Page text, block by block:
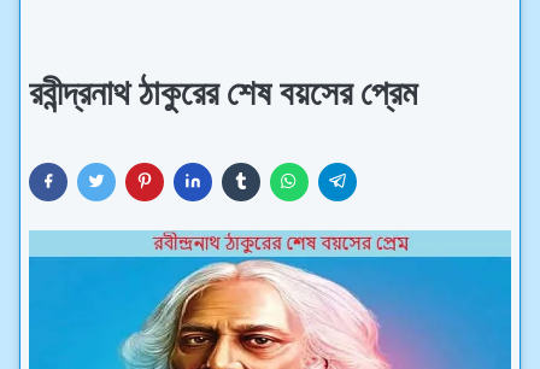
রবীন্দ্রনাথ ঠাকুরের শেষ বয়সের প্রেম